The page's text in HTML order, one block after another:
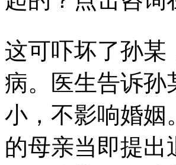
这可吓坏了孙某
病。医生告诉孙
小，不影响婚姻
的母亲当即提出